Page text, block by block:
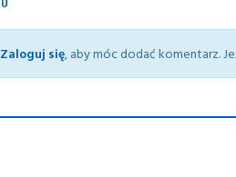
Zaloguj się, aby móc dodać komentarz.